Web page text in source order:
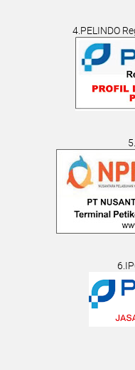
4.PELINDO